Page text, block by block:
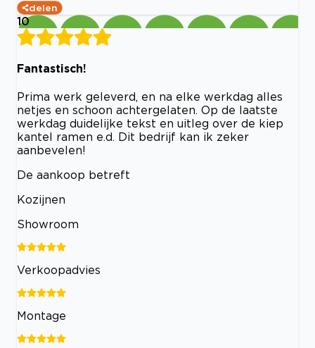
delen
10
Fantastisch!
Prima werk geleverd, en na elke werkdag alles
netjes en schoon achtergelaten. Op de laatste
werkdag duidelijke tekst en uitleg over de kiep
kantel ramen e.d. Dit bedrijf kan ik zeker
aanbevelen!
De aankoop betreft
Kozijnen
Showroom
Verkoopadvies
Montage